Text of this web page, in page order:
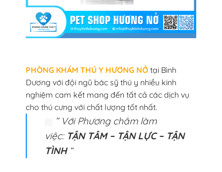
PHÒNG KHÁM THÚ Y HƯƠNG NỞtại Bình
Dương với đội ngũ bác sỹ thú y nhiều kinh
nghiệm cam kết mang đến tất cả các dịch vụ
cho thú cưng với chất lượng tốt nhất.
” Với Phương châm làm
việc: TẬN TÂM – TẬN LỰC – TẬN
TÌNH“